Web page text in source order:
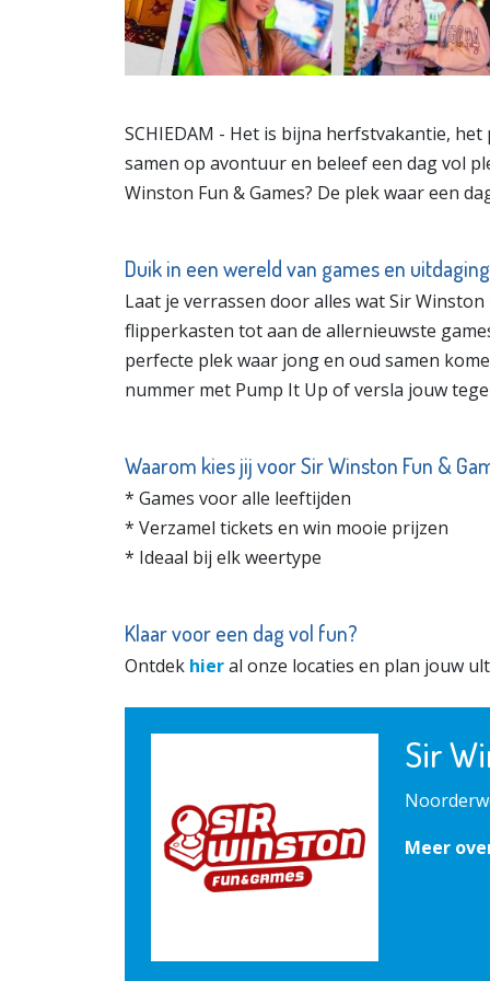
SCHIEDAM - Het is bijna herfstvakantie,
samen op avontuur en beleef een dag vol
Winston Fun & Games? De plek waar een
Duik in een wereld van games en
Laat je verrassen door alles wat Sir
flipperkasten tot aan de allernieuwste
perfecte plek waar jong en oud samen
nummer met Pump It Up of versla jouw
Waarom kies jij voor Sir Winston Fun &
* Games voor alle leeftijden
* Verzamel tickets en win mooie prijzen
* Ideaal bij elk weertype
Klaar voor een dag vol fun?
Ontdek hieral onze locaties en plan jouw
Sir
Meer